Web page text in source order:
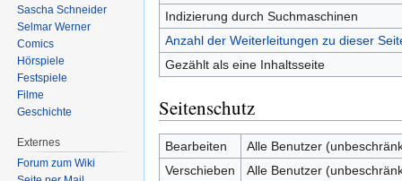
Indizierung durch Suchmaschinen
Anzahl der Weiterleitungen zu dieser
Gezählt als eine Inhaltsseite
Seitenschutz
Bearbeiten
Alle Benutzer
Verschieben
Alle Benutzer
Sascha Schneider
Selmar Werner
Comics
Hörspiele
Festspiele
Filme
Geschichte
Externes
Forum zum Wiki